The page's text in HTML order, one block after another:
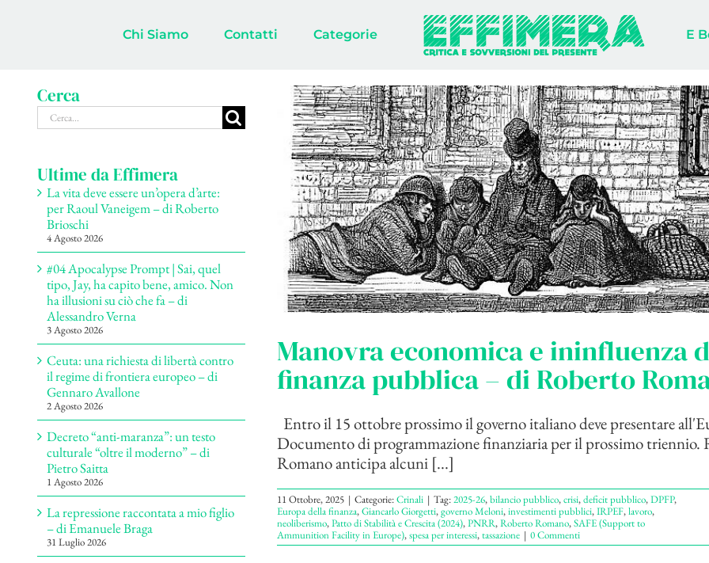
Chi Siamo Contatti Categorie E
Manovra economica e ininfluenza
finanza pubblica – di Roberto
Entro il 15 ottobre prossimo il governo italiano deve presentare
Documento di programmazione finanziaria per il prossimo triennio.
Romano anticipa alcuni [...]
11 Ottobre, 2025 | Categorie:Crinali | Tag:2025-26,bilancio pubblico,crisi,deficit pubblico,DPFP,
Europa della finanza,Giancarlo Giorgetti,governo Meloni,investimenti pubblici,IRPEF,lavoro,
neoliberismo,Patto di Stabilità e Crescita (2024),PNRR,Roberto Romano,SAFE (Support to
Ammunition Facility in Europe),spesa per interessi,tassazione | 0 Commenti
Cerca
Cerca
per:
Ultime da Effimera
La vita deve essere un’opera d’arte:
per Raoul Vaneigem – di Roberto
Brioschi
4 Agosto 2026
#04 Apocalypse Prompt | Sai, quel
tipo, Jay, ha capito bene, amico. Non
ha illusioni su ciò che fa – di
Alessandro Verna
3 Agosto 2026
Ceuta: una richiesta di libertà contro
il regime di frontiera europeo – di
Gennaro Avallone
2 Agosto 2026
Decreto “anti-maranza”: un testo
culturale “oltre il moderno” – di
Pietro Saitta
1 Agosto 2026
La repressione raccontata a mio figlio
– di Emanuele Braga
31 Luglio 2026